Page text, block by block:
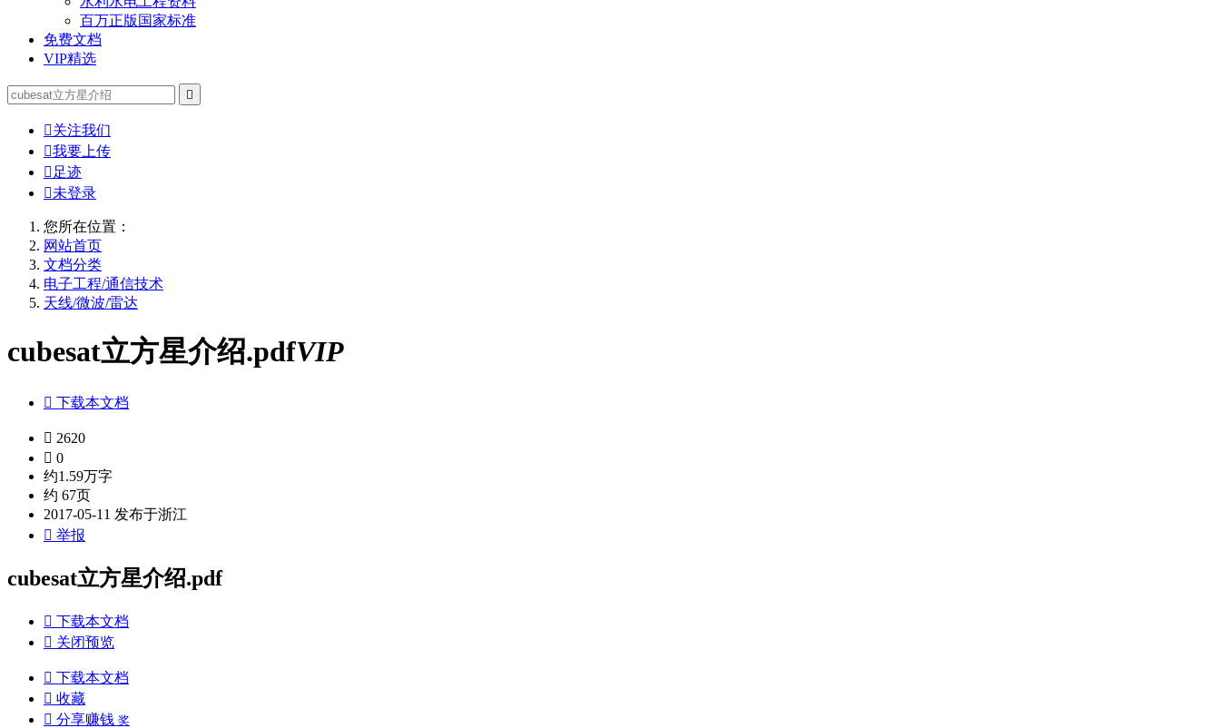
百万正版国家标准
免费文档
VIP精选

关注我们
我要上传
 足迹
未登录
您所在位置：
网站首页
文档分类
电子工程/通信技术
天线/微波/雷达
cubesat立方星介绍.pdfVIP
 下载本文档
 2620
 0
约1.59万字
约 67页
2017-05-11 发布于浙江
 举报
cubesat立方星介绍.pdf
 下载本文档
 关闭预览
 下载本文档
 收藏
 分享赚钱 奖